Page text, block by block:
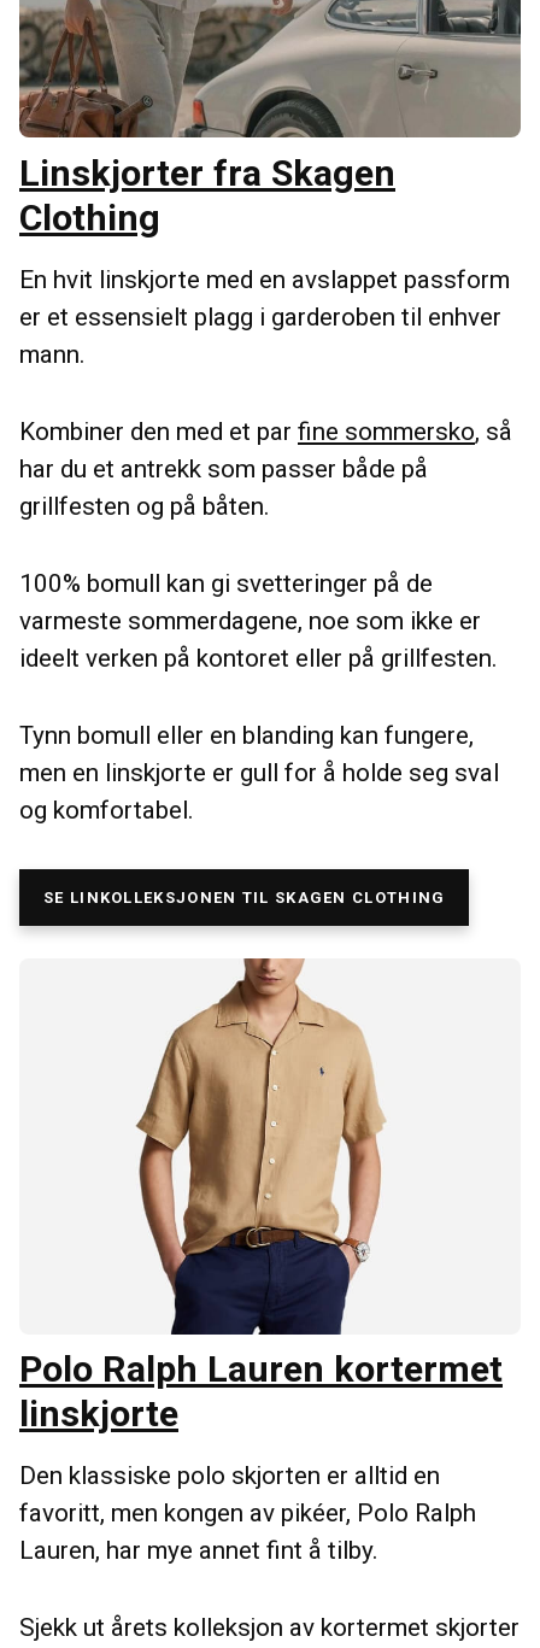
Linskjorter fra Skagen
Clothing
En hvit linskjorte med en avslappet passform
er et essensielt plagg i garderoben til enhver
mann.
Kombiner den med et par fine sommersko, så
har du et antrekk som passer både på
grillfesten og på båten.
100% bomull kan gi svetteringer på de
varmeste sommerdagene, noe som ikke er
ideelt verken på kontoret eller på grillfesten.
Tynn bomull eller en blanding kan fungere,
men en linskjorte er gull for å holde seg sval
og komfortabel.
SE LINKOLLEKSJONEN TIL SKAGEN CLOTHING
Polo Ralph Lauren kortermet
linskjorte
Den klassiske polo skjorten er alltid en
favoritt, men kongen av pikéer, Polo Ralph
Lauren, har mye annet fint å tilby.
Sjekk ut årets kolleksjon av kortermet skjorter